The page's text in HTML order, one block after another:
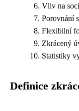
Vliv na
Porovnání
Flexibilní
Zkrácený
Statistiky
Definice